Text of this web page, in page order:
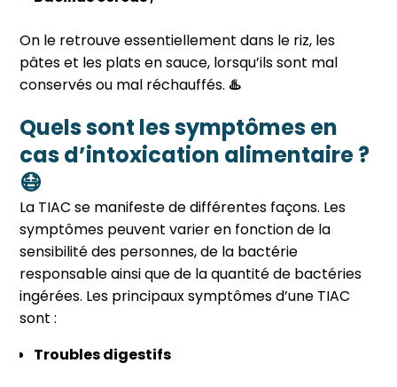
On le retrouve essentiellement dans le riz, les
pâtes et les plats en sauce, lorsqu’ils sont mal
conservés ou mal réchauffés. ♨️
Quels sont les symptômes en
cas d’intoxication alimentaire ?
😷
La TIAC se manifeste de différentes façons. Les
symptômes peuvent varier en fonction de la
sensibilité des personnes, de la bactérie
responsable ainsi que de la quantité de bactéries
ingérées. Les principaux symptômes d’une TIAC
sont :
Troubles digestifs